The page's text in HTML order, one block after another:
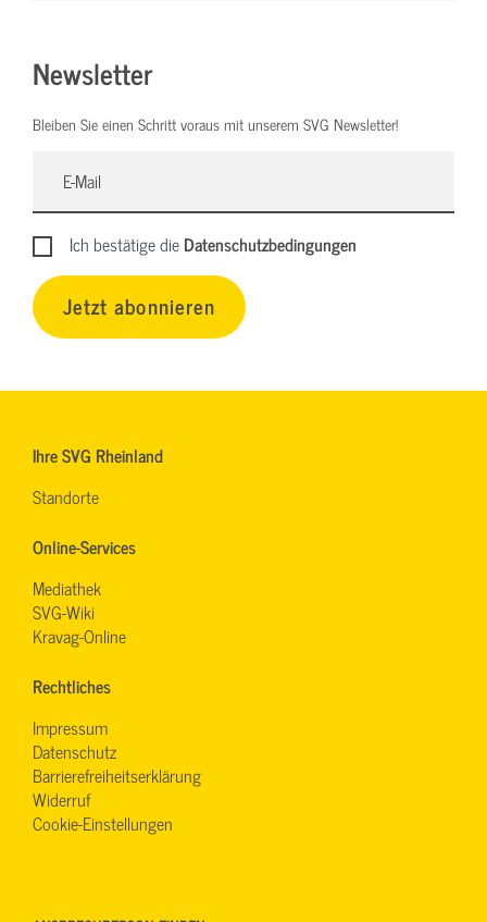
Newsletter
Bleiben Sie einen Schritt voraus mit unserem SVG Newsletter!
Ich bestätige dieDatenschutzbedingungen
Jetzt abonnieren
Ihre SVG Rheinland
Standorte
Online-Services
Mediathek
SVG-Wiki
Kravag-Online
Rechtliches
Impressum
Datenschutz
Barrierefreiheitserklärung
Widerruf
Cookie-Einstellungen